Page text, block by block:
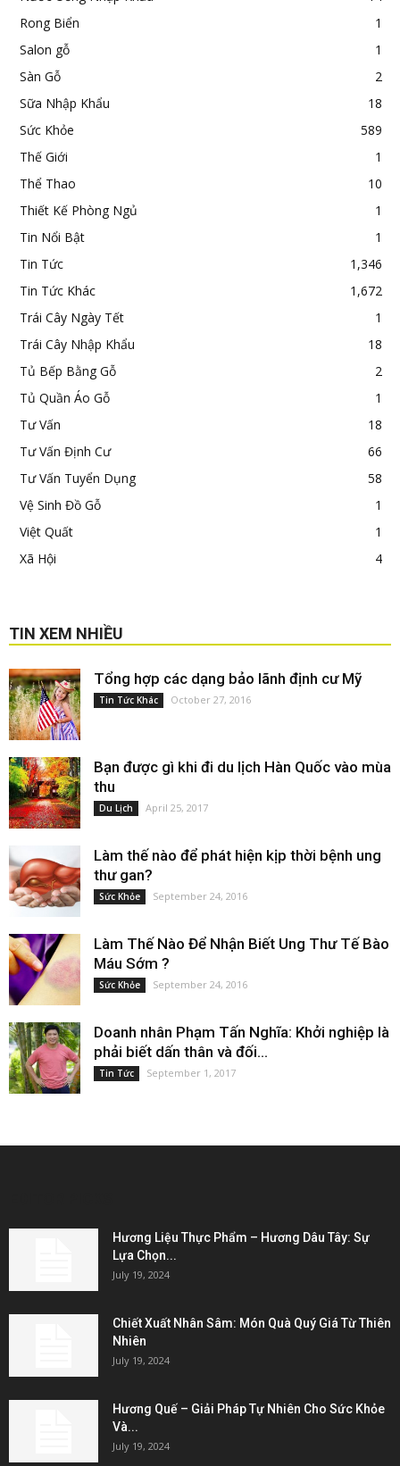
Rong Biển
1
Salon gỗ
1
Sàn Gỗ
2
Sữa Nhập Khẩu
18
Sức Khỏe
589
Thế Giới
1
Thể Thao
10
Thiết Kế Phòng Ngủ
1
Tin Nổi Bật
1
Tin Tức
1,346
Tin Tức Khác
1,672
Trái Cây Ngày Tết
1
Trái Cây Nhập Khẩu
18
Tủ Bếp Bằng Gỗ
2
Tủ Quần Áo Gỗ
1
Tư Vấn
18
Tư Vấn Định Cư
66
Tư Vấn Tuyển Dụng
58
Vệ Sinh Đồ Gỗ
1
Việt Quất
1
Xã Hội
4
TIN XEM NHIỀU
Tổng hợp các dạng bảo lãnh định cư Mỹ
Tin Tức Khác October 27, 2016
Bạn được gì khi đi du lịch Hàn Quốc vào mùa
thu
Du Lịch April 25, 2017
Làm thế nào để phát hiện kịp thời bệnh ung
thư gan?
Sức Khỏe September 24, 2016
Làm Thế Nào Để Nhận Biết Ung Thư Tế Bào
Máu Sớm ?
Sức Khỏe September 24, 2016
Doanh nhân Phạm Tấn Nghĩa: Khởi nghiệp là
phải biết dấn thân và đối...
Tin Tức September 1, 2017
Hương Liệu Thực Phẩm – Hương Dâu Tây: Sự
Lựa Chọn...
July 19, 2024
Chiết Xuất Nhân Sâm: Món Quà Quý Giá Từ Thiên
Nhiên
July 19, 2024
Hương Quế – Giải Pháp Tự Nhiên Cho Sức Khỏe
Và...
July 19, 2024